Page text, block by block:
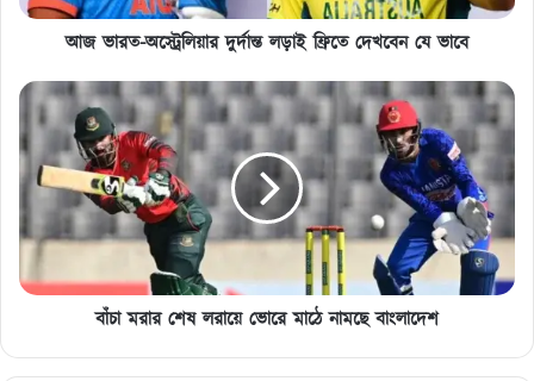
ভাবে
আজ ভারত-অস্ট্রেলিয়ার দুর্দান্ত লড়াই ফ্রিতে দেখবেন যে ভাবে
বাঁচা
মরার
শেষ
লরায়ে
ভোরে
মাঠে
নামছে
বাঁচা মরার শেষ লরায়ে ভোরে মাঠে নামছে বাংলাদেশ